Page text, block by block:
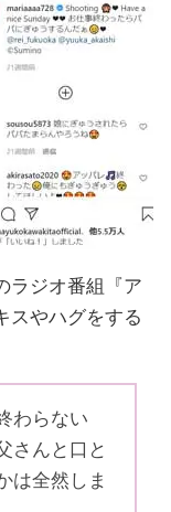
ラジオ番組『ア
スやハグをする
わらない
さんと口と
は全然しま